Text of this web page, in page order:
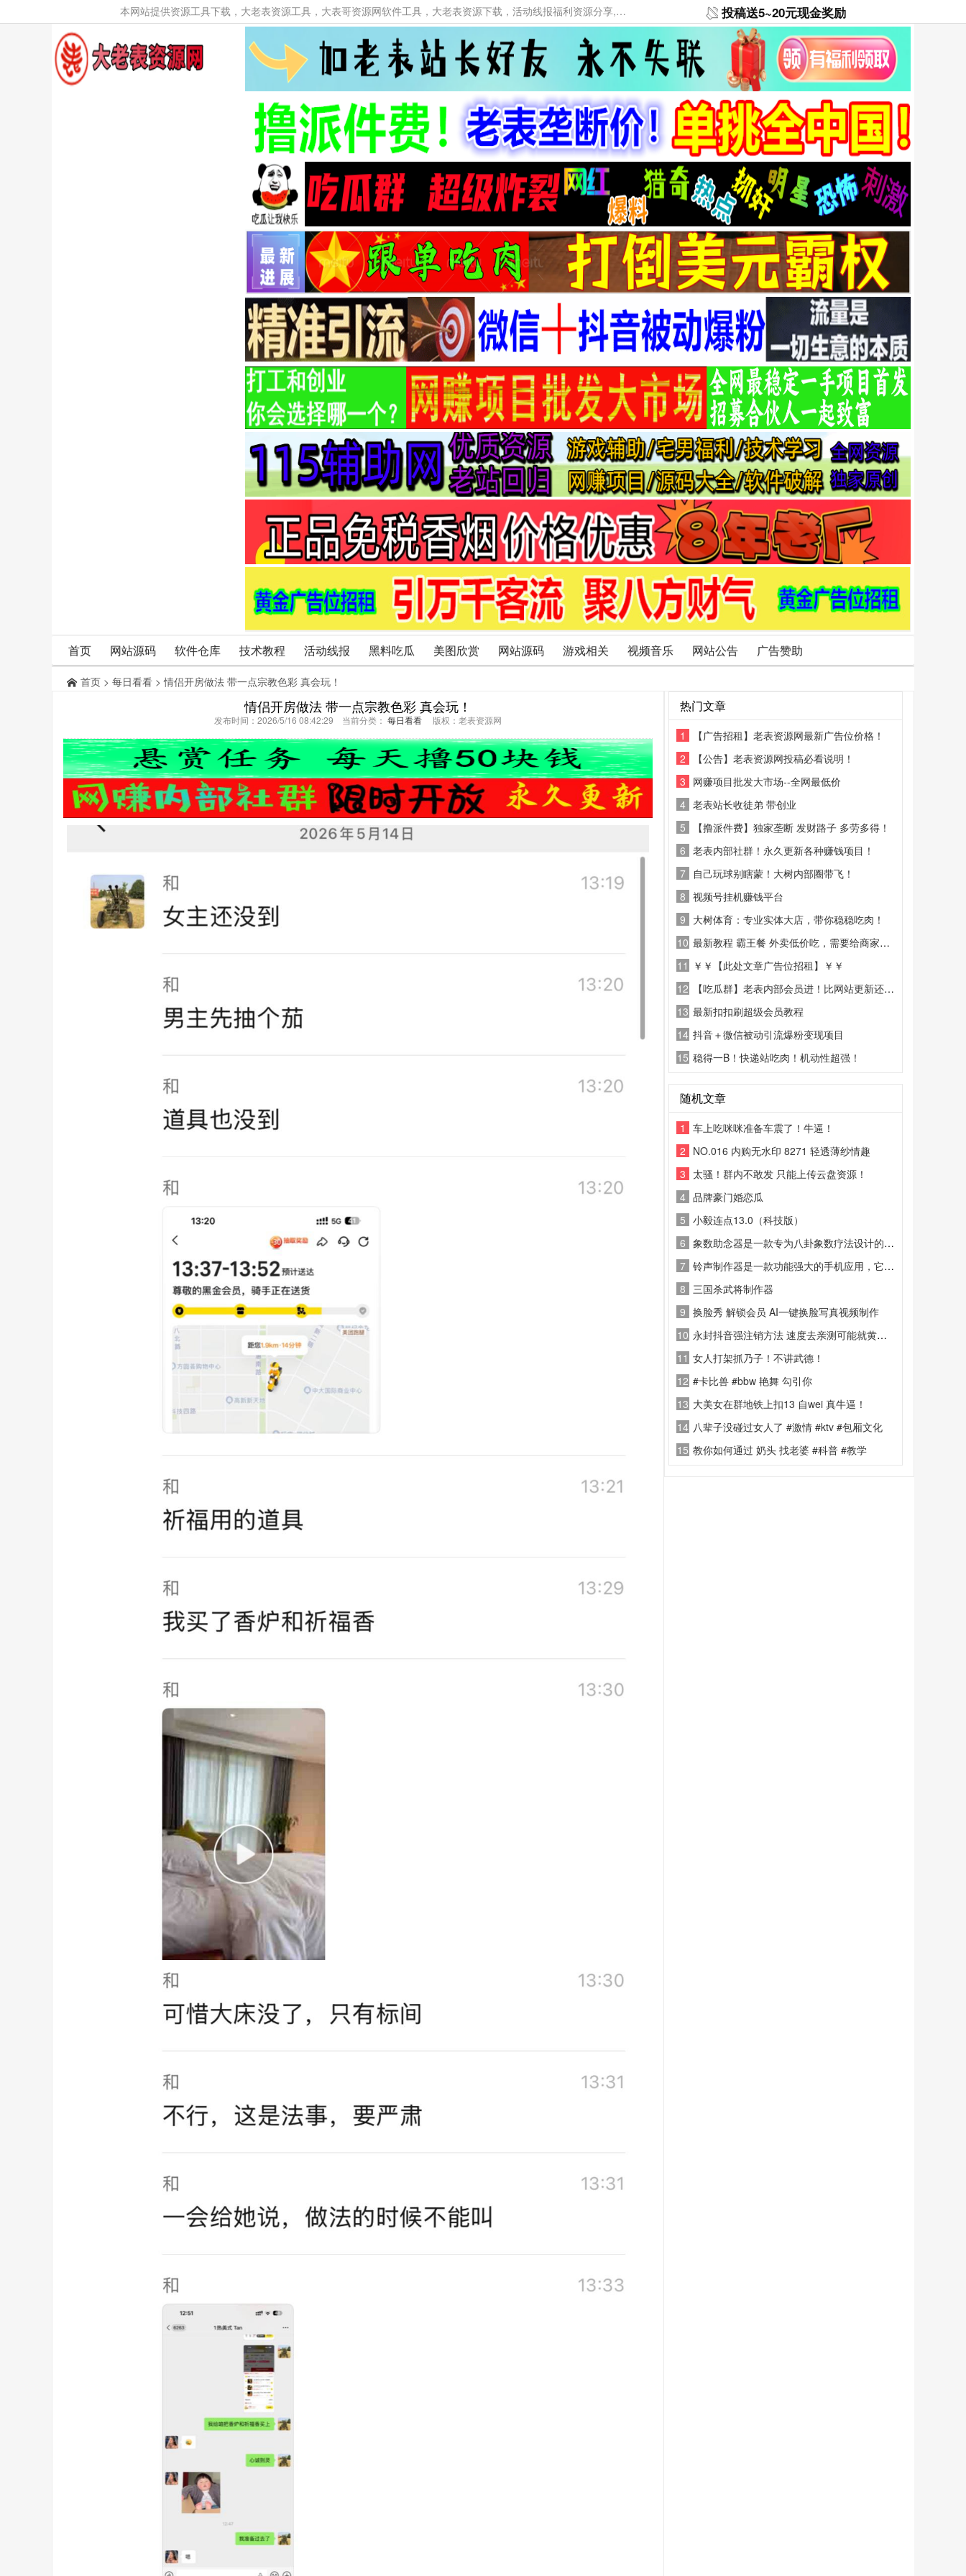
本网站提供资源工具下载，大老表资源工具，大表哥资源网软件工具，大老表资源下载，活动线报福利资源分享,活动线报，大型网游经典游戏，网络热门技术游戏辅助交流与分享。 投稿送5~20元现金奖励
首页 网站源码 软件仓库 技术教程 活动线报 黑料吃瓜 美图欣赏 网站源码 游戏相关 视频音乐 网站公告 广告赞助
首页 > 每日看看 > 情侣开房做法 带一点宗教色彩 真会玩！
情侣开房做法 带一点宗教色彩 真会玩！
发布时间：2026/5/16 08:42:29 当前分类： 每日看看 版权：老表资源网
热门文章
1
【广告招租】老表资源网最新广告位价格！
2
【公告】老表资源网投稿必看说明！
3 网赚项目批发大市场--全网最低价
4 老表站长收徒弟 带创业
5
【撸派件费】独家垄断 发财路子 多劳多得！
6 老表内部社群！永久更新各种赚钱项目！
7 自己玩球别瞎蒙！大树内部圈带飞！
8 视频号挂机赚钱平台
9 大树体育：专业实体大店，带你稳稳吃肉！
10 最新教程 霸王餐 外卖低价吃，需要给商家好评
11 ￥￥【此处文章广告位招租】￥￥
12
【吃瓜群】老表内部会员进！比网站更新还精彩！
13 最新扣扣刷超级会员教程
14 抖音＋微信被动引流爆粉变现项目
15 稳得一B！快递站吃肉！机动性超强！
随机文章
1
车上吃咪咪准备车震了！牛逼！
2 NO.016 内购无水印 8271 轻透薄纱情趣
3 太骚！群内不敢发 只能上传云盘资源！
4 品牌豪门婚恋瓜
5 小毅连点13.0（科技版）
6 象数助念器是一款专为八卦象数疗法设计的智能辅助工具
7 铃声制作器是一款功能强大的手机应用，它允许用户自定义和编辑手机铃声。
8 三国杀武将制作器
9 换脸秀 解锁会员 AI一键换脸写真视频制作
10 永封抖音强注销方法 速度去亲测可能就黄了！
11 女人打架抓乃子！不讲武德！
12 #卡比兽 #bbw 艳舞 勾引你
13 大美女在群地铁上扣13 自wei 真牛逼！
14 八辈子没碰过女人了 #激情 #ktv #包厢文化
15 教你如何通过 奶头 找老婆 #科普 #教学